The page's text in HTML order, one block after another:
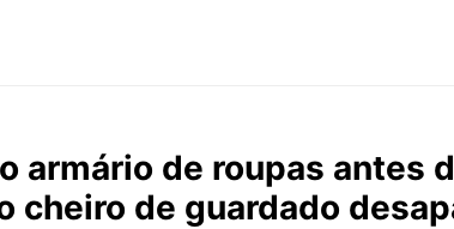
armário de roupas antes
cheiro de guardado